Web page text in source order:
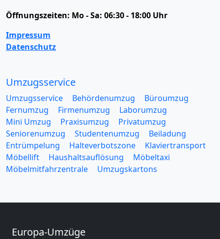
Öffnungszeiten: Mo - Sa: 06:30 - 18:00 Uhr
Impressum
Datenschutz
Umzugsservice
Umzugsservice Behördenumzug
Büroumzug
Fernumzug
Firmenumzug
Laborumzug
Mini Umzug
Praxisumzug
Privatumzug
Seniorenumzug
Studentenumzug
Beiladung
Entrümpelung
Halteverbotszone
Klaviertransport
Möbellift
Haushaltsauflösung
Möbeltaxi
Möbelmitfahrzentrale
Umzugskartons
Europa-Umzüge